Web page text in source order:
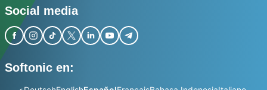
Social media
Softonic en: